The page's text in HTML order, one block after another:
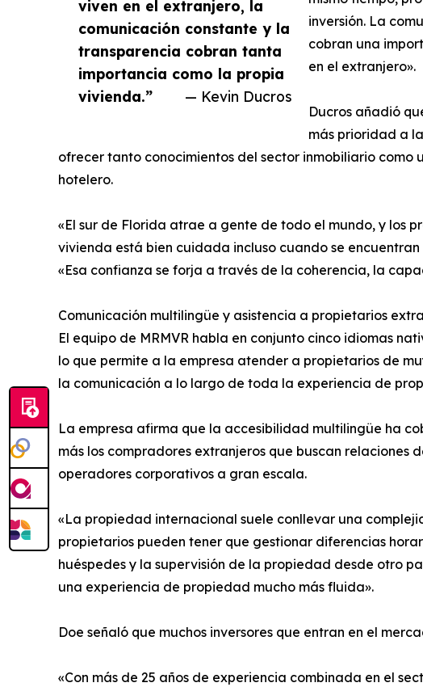
viven en el extranjero, la
comunicación constante y la
transparencia cobran tanta
importancia como la propia
vivienda.”
— Kevin Ducros
inversión. La
cobran una
en el extranjero».
Ducros añadió
más prioridad a
ofrecer tanto conocimientos del sector inmobiliario
hotelero.
«El sur de Florida atrae a gente de todo el mundo, y los
vivienda está bien cuidada incluso cuando se
«Esa confianza se forja a través de la coherencia, la
Comunicación multilingüe y asistencia a propietarios
El equipo de MRMVR habla en conjunto cinco idiomas
lo que permite a la empresa atender a propietarios de
la comunicación a lo largo de toda la experiencia de
La empresa afirma que la accesibilidad multilingüe ha
más los compradores extranjeros que buscan relaciones
operadores corporativos a gran escala.
«La propiedad internacional suele conllevar una
propietarios pueden tener que gestionar diferencias
huéspedes y la supervisión de la propiedad desde otro
una experiencia de propiedad mucho más fluida».
Doe señaló que muchos inversores que entran en el
«Con más de 25 años de experiencia combinada en el